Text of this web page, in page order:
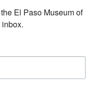
El Paso Museum of